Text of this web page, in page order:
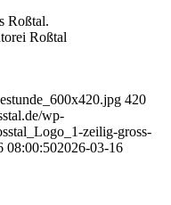
Roßtal.
Roßtal
420
wp-
zeilig-gross-
08:00:502026-03-16